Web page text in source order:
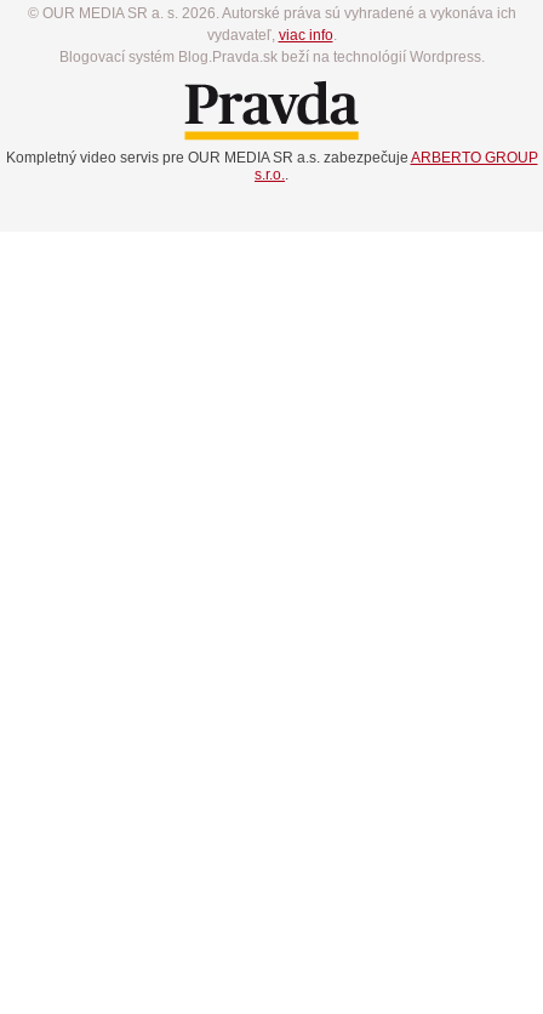
© OUR MEDIA SR a. s. 2026. Autorské práva sú vyhradené a vykonáva ich
vydavateľ, viac info.
Blogovací systém Blog.Pravda.sk beží na technológií Wordpress.
Kompletný video servis pre OUR MEDIA SR a.s. zabezpečuje ARBERTO GROUP
s.r.o.